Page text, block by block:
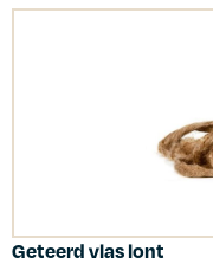
Geteerd vlas lont